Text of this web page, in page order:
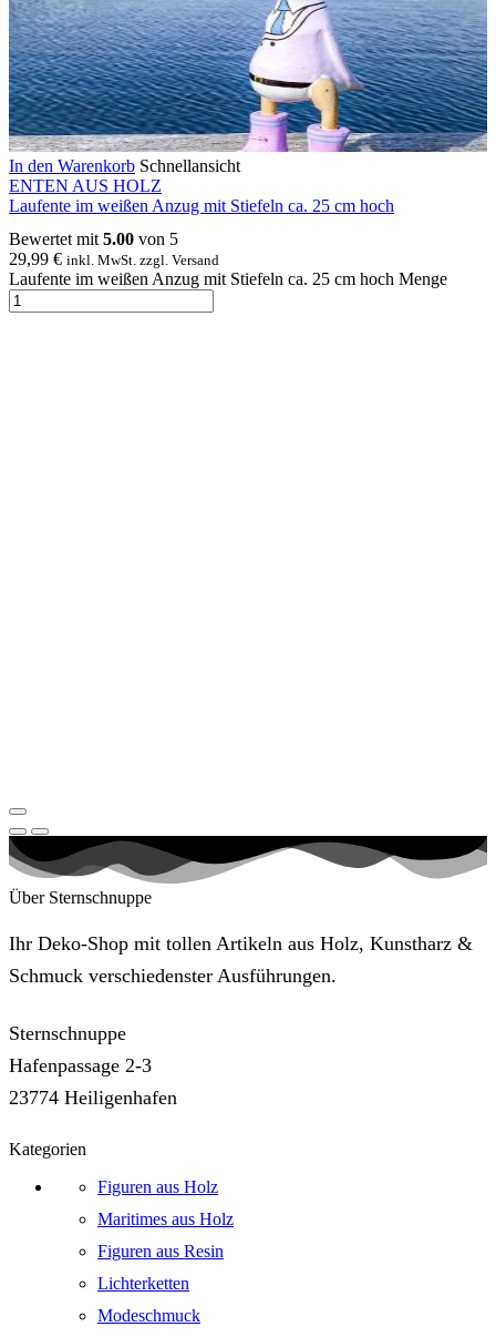
In den Warenkorb Schnellansicht
ENTEN AUS HOLZ
Laufente im weißen Anzug mit Stiefeln ca. 25 cm hoch
Bewertet mit 5.00 von 5
29,99 € inkl. MwSt. zzgl. Versand
Laufente im weißen Anzug mit Stiefeln ca. 25 cm hoch Menge
Über Sternschnuppe
Ihr Deko-Shop mit tollen Artikeln aus Holz, Kunstharz &
Schmuck verschiedenster Ausführungen.
Sternschnuppe
Hafenpassage 2-3
23774 Heiligenhafen
Kategorien
Figuren aus Holz
Maritimes aus Holz
Figuren aus Resin
Lichterketten
Modeschmuck